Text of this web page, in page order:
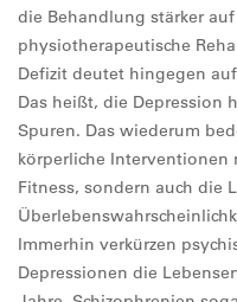
die Behandlung stärker
physiotherapeutische
Defizit deutet hingegen
Das heißt, die Depression
Spuren. Das wiederum
körperliche Interventionen
Fitness, sondern auch die
Immerhin verkürzen
Depressionen die